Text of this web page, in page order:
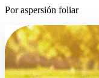
Por aspersión foliar